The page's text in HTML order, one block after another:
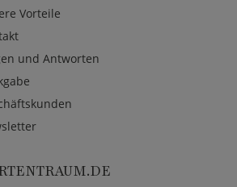
Vorteile
und Antworten